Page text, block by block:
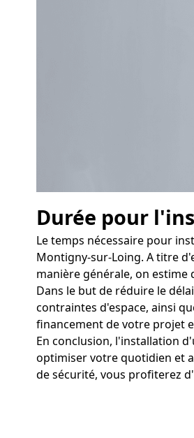
Durée pour
Le temps nécessaire pour
Montigny-sur-Loing. A titre
manière générale, on
Dans le but de réduire le
contraintes d'espace, ainsi
financement de votre projet
En conclusion, l'installation
optimiser votre quotidien et
de sécurité, vous profiterez